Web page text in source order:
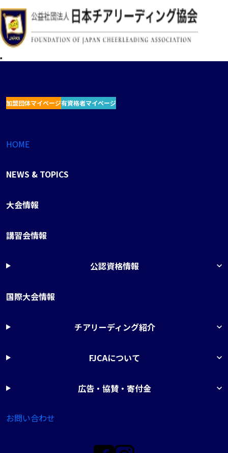
加盟団体マイページ有資格者マイページ
HOME
NEWS & TOPICS
大会情報
講習会情報
公認資格情報
国際大会情報
チアリーディング紹介
FJCAについて
広告・協賛・寄付金
お問い合わせ